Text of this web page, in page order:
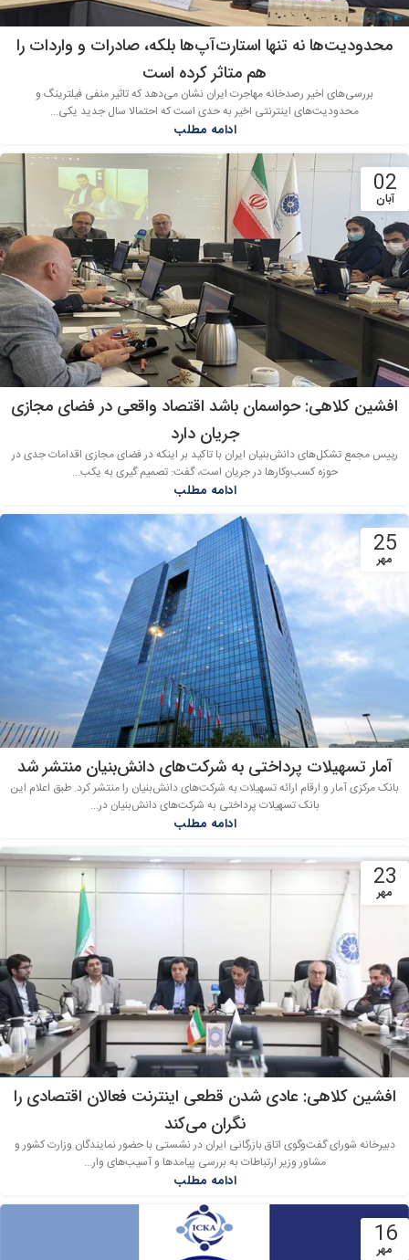
محدودیت‌‌ها نه تنها استارت‌‌آپ‌‌ها بلکه، صادرات و واردات را
هم متاثر کرده است
بررسی‌‌های اخیر رصدخانه مهاجرت ایران نشان می‌دهد که تاثیر منفی فیلترینگ و
محدودیت‌‌های اینترنتی اخیر به حدی است که احتمالا سال جدید یکی...
ادامه مطلب
02
آبان
افشین کلاهی: حواسمان باشد اقتصاد واقعی در فضای مجازی
جریان دارد
رییس مجمع تشکل‌های دانش‌بنیان ایران با تاکید بر اینکه در فضای مجازی اقدامات جدی در
حوزه کسب‌وکارها در جریان است، گفت: تصمیم گیری به یکب...
ادامه مطلب
25
مهر
آمار تسهیلات پرداختی به شرکت‌های دانش‌بنیان منتشر شد
بانک مرکزی آمار و ارقام ارائه تسهیلات به شرکت‌های دانش‌بنیان را منتشر کرد. طبق اعلام این
بانک تسهیلات پرداختی به شرکت‌های دانش‌بنیان در...
ادامه مطلب
23
مهر
افشین کلاهی: عادی شدن قطعی اینترنت فعالان اقتصادی را
نگران می‌کند
دبیرخانه شورای گفت‌وگوی اتاق بازرگانی ایران در نشستی با حضور نمایندگان وزارت کشور و
مشاور وزیر ارتباطات به بررسی پیامدها و آسیب‌های وار...
ادامه مطلب
16
مهر